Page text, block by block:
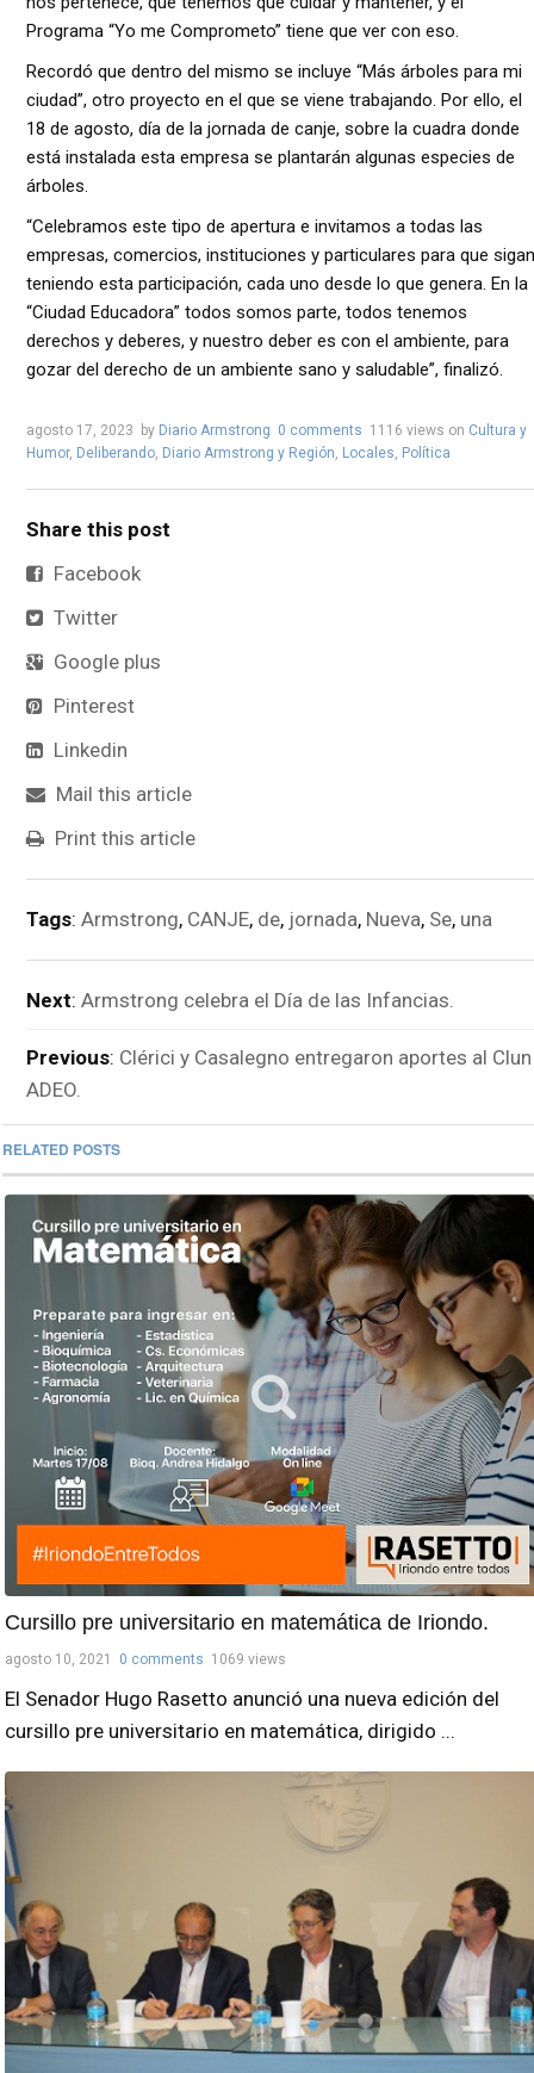
Programa “Yo me Comprometo” tiene que ver con eso.
Recordó que dentro del mismo se incluye “Más árboles para mi
ciudad”, otro proyecto en el que se viene trabajando. Por ello, el
18 de agosto, día de la jornada de canje, sobre la cuadra donde
está instalada esta empresa se plantarán algunas especies de
árboles.
“Celebramos este tipo de apertura e invitamos a todas las
empresas, comercios, instituciones y particulares para que sigan
teniendo esta participación, cada uno desde lo que genera. En la
“Ciudad Educadora” todos somos parte, todos tenemos
derechos y deberes, y nuestro deber es con el ambiente, para
gozar del derecho de un ambiente sano y saludable”, finalizó.
agosto 17, 2023 by Diario Armstrong 0 comments 1116 views on Cultura y
Humor, Deliberando, Diario Armstrong y Región, Locales, Política
Share this post
Facebook
Twitter
Google plus
Pinterest
Linkedin
Mail this article
Print this article
Tags: Armstrong, CANJE, de, jornada, Nueva, Se, una
Next: Armstrong celebra el Día de las Infancias.
Previous: Clérici y Casalegno entregaron aportes al Clun
ADEO.
RELATED POSTS
Cursillo pre universitario en matemática de Iriondo.
agosto 10, 2021 0 comments 1069 views
El Senador Hugo Rasetto anunció una nueva edición del
cursillo pre universitario en matemática, dirigido ...